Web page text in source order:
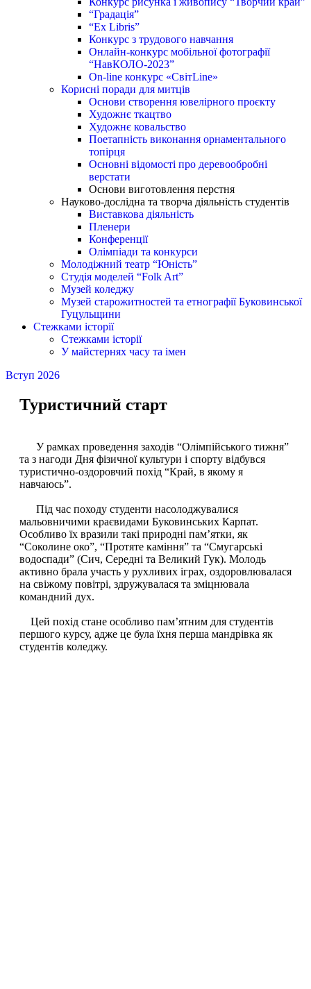
“Градація”
“Ex Libris”
Конкурс з трудового навчання
Онлайн-конкурс мобільної фотографії
“НавКОЛО-2023”
On-line конкурс «СвітLine»
Корисні поради для митців
Основи створення ювелірного проєкту
Художнє ткацтво
Художнє ковальство
Поетапність виконання орнаментального
топірця
Основні відомості про деревообробні
верстати
Основи виготовлення перстня
Науково-дослідна та творча діяльність студентів
Виставкова діяльність
Пленери
Конференції
Олімпіади та конкурси
Молодіжний театр “Юність”
Студія моделей “Folk Art”
Музей коледжу
Музей старожитностей та етнографії Буковинської
Гуцульщини
Стежками історії
Стежками історії
У майстернях часу та імен
Вступ 2026
Туристичний старт
У рамках проведення заходів “Олімпійського тижня”
та з нагоди Дня фізичної культури і спорту відбувся
туристично-оздоровчий похід “Край, в якому я
навчаюсь”.
Під час походу студенти насолоджувалися
мальовничими краєвидами Буковинських Карпат.
Особливо їх вразили такі природні пам’ятки, як
“Соколине око”, “Протяте каміння” та “Смугарські
водоспади” (Сич, Середні та Великий Гук). Молодь
активно брала участь у рухливих іграх, оздоровлювалася
на свіжому повітрі, здружувалася та зміцнювала
командний дух.
Цей похід стане особливо пам’ятним для студентів
першого курсу, адже це була їхня перша мандрівка як
студентів коледжу.